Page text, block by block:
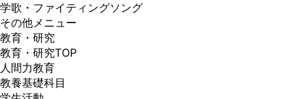
学歌・ファイティングソング
その他メニュー
教育・研究
教育・研究TOP
人間力教育
教養基礎科目